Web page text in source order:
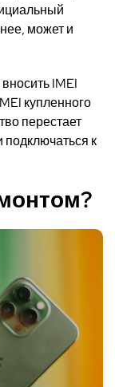
может и
IMEI
купленного
перестает
к